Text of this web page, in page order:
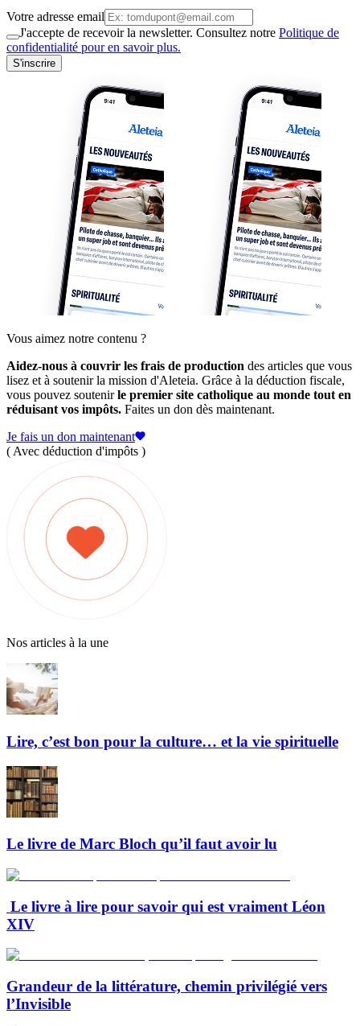
Votre adresse email
J'accepte de recevoir la newsletter. Consultez notre Politique de
confidentialité pour en savoir plus.
S'inscrire
Vous aimez notre contenu ?
Aidez-nous à couvrir les frais de production des articles que vous
lisez et à soutenir la mission d'Aleteia. Grâce à la déduction fiscale,
vous pouvez soutenirle premier site catholique au monde tout en
réduisant vos impôts. Faites un don dès maintenant.
Je fais un don maintenant
( Avec déduction d'impôts )
Nos articles à la une
Lire, c’est bon pour la culture… et la vie spirituelle
Le livre de Marc Bloch qu’il faut avoir lu
Le livre à lire pour savoir qui est vraiment Léon
XIV
Grandeur de la littérature, chemin privilégié vers
l’Invisible